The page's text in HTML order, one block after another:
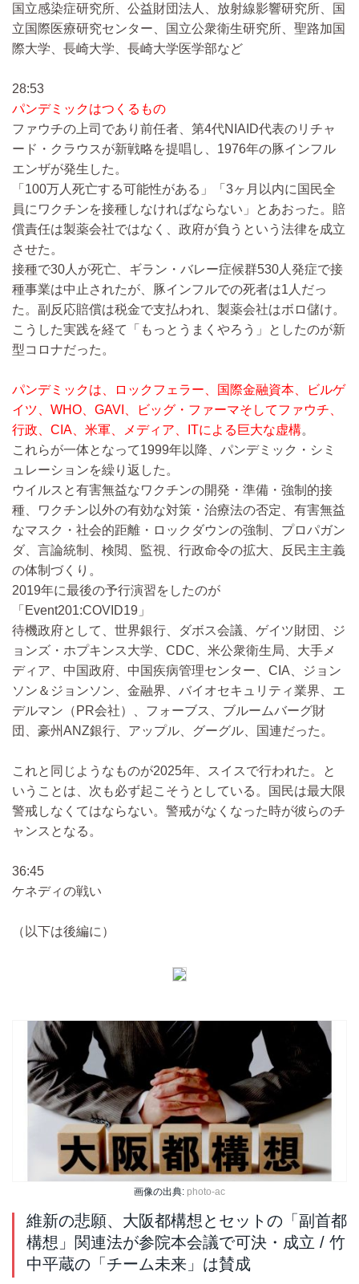
国立感染症研究所、公益財団法人、放射線影響研究所、国
立国際医療研究センター、国立公衆衛生研究所、聖路加国
際大学、長崎大学、長崎大学医学部など
28:53
パンデミックはつくるもの
ファウチの上司であり前任者、第4代NIAID代表のリチャ
ード・クラウスが新戦略を提唱し、1976年の豚インフル
エンザが発生した。
「100万人死亡する可能性がある」「3ヶ月以内に国民全
員にワクチンを接種しなければならない」とあおった。賠
償責任は製薬会社ではなく、政府が負うという法律を成立
させた。
接種で30人が死亡、ギラン・バレー症候群530人発症で接
種事業は中止されたが、豚インフルでの死者は1人だっ
た。副反応賠償は税金で支払われ、製薬会社はボロ儲け。
こうした実践を経て「もっとうまくやろう」としたのが新
型コロナだった。
パンデミックは、ロックフェラー、国際金融資本、ビルゲ
イツ、WHO、GAVI、ビッグ・ファーマそしてファウチ、
行政、CIA、米軍、メディア、ITによる巨大な虚構。
これらが一体となって1999年以降、パンデミック・シミ
ュレーションを繰り返した。
ウイルスと有害無益なワクチンの開発・準備・強制的接
種、ワクチン以外の有効な対策・治療法の否定、有害無益
なマスク・社会的距離・ロックダウンの強制、プロパガン
ダ、言論統制、検閲、監視、行政命令の拡大、反民主主義
の体制づくり。
2019年に最後の予行演習をしたのが
「Event201:COVID19」
待機政府として、世界銀行、ダボス会議、ゲイツ財団、ジ
ョンズ・ホプキンス大学、CDC、米公衆衛生局、大手メ
ディア、中国政府、中国疾病管理センター、CIA、ジョン
ソン＆ジョンソン、金融界、バイオセキュリティ業界、エ
デルマン（PR会社）、フォーブス、ブルームバーグ財
団、豪州ANZ銀行、アップル、グーグル、国連だった。
これと同じようなものが2025年、スイスで行われた。と
いうことは、次も必ず起こそうとしている。国民は最大限
警戒しなくてはならない。警戒がなくなった時が彼らのチ
ャンスとなる。
36:45
ケネディの戦い
（以下は後編に）
画像の出典: photo-ac
維新の悲願、大阪都構想とセットの「副首都
構想」関連法が参院本会議で可決・成立 / 竹
中平蔵の「チーム未来」は賛成